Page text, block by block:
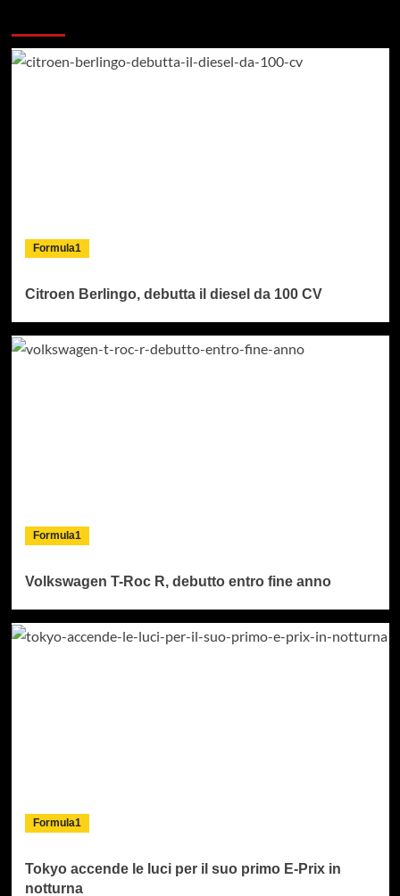
Formula1
Citroen Berlingo, debutta il diesel da 100 CV
Formula1
Volkswagen T-Roc R, debutto entro fine anno
Formula1
Tokyo accende le luci per il suo primo E-Prix in
notturna